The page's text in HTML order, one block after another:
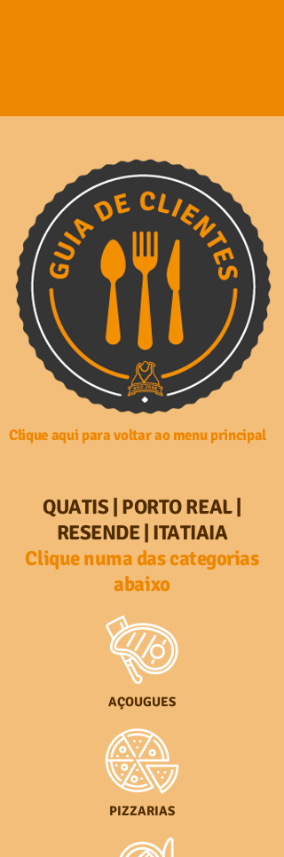
Clique aqui para voltar ao menu principal
QUATIS | PORTO REAL |
RESENDE | ITATIAIA
Clique numa das categorias
abaixo
AÇOUGUES
PIZZARIAS